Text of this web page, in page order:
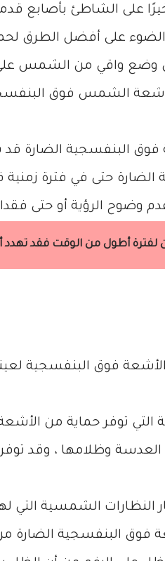
على الشاطئ
الضوء على أفضل الطرق
الشمس فوق
البنفسجية الضارة قد
الضارة حتى في فترة
وضوح الرؤية أو حتى
لفترة أطول من الوقت فقد تهدد
فوق البنفسجية
العدسة وظلامها ، وقد